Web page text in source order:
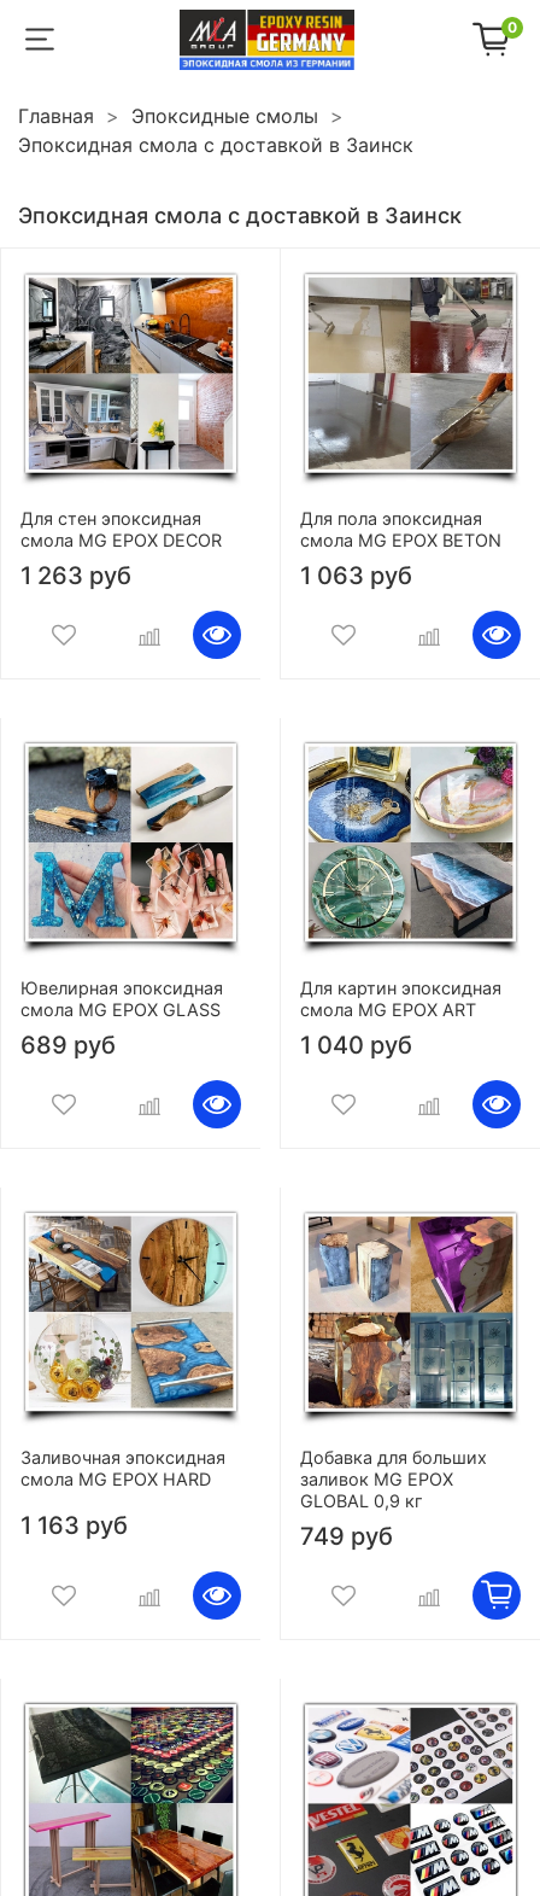
0
Главная
Эпоксидные смолы
Эпоксидная смола с доставкой в Заинск
Эпоксидная смола с доставкой в Заинск
Для стен эпоксидная
смола MG EPOX DECOR
1 263 руб
Для пола эпоксидная
смола MG EPOX BETON
1 063 руб
Ювелирная эпоксидная
смола MG EPOX GLASS
689 руб
Для картин эпоксидная
смола MG EPOX ART
1 040 руб
Заливочная эпоксидная
смола MG EPOX HARD
1 163 руб
Добавка для больших
заливок MG EPOX
GLOBAL 0,9 кг
749 руб